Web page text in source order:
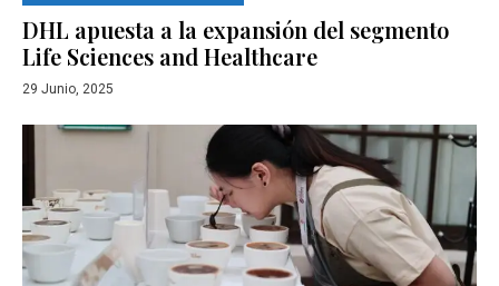
DHL apuesta a la expansión del segmento
Life Sciences and Healthcare
29 Junio, 2025